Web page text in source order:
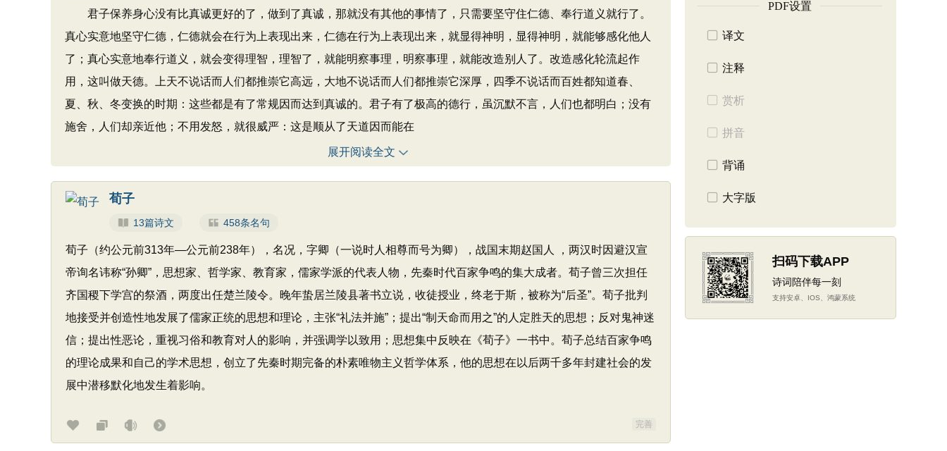
君子保养身心没有比真诚更好的了，做到了真诚，那就没有其他的事情了，只需要坚守住仁德、奉行道义就行了。
真心实意地坚守仁德，仁德就会在行为上表现出来，仁德在行为上表现出来，就显得神明，显得神明，就能够感化他人
了；真心实意地奉行道义，就会变得理智，理智了，就能明察事理，明察事理，就能改造别人了。改造感化轮流起作
用，这叫做天德。上天不说话而人们都推崇它高远，大地不说话而人们都推崇它深厚，四季不说话而百姓都知道春、
夏、秋、冬变换的时期：这些都是有了常规因而达到真诚的。君子有了极高的德行，虽沉默不言，人们也都明白；没有
施舍，人们却亲近他；不用发怒，就很威严：这是顺从了天道因而能在
展开阅读全文
荀子
13篇诗文 458条名句
荀子（约公元前313年—公元前238年），名况，字卿（一说时人相尊而号为卿），战国末期赵国人 ，两汉时因避汉宣
帝询名讳称“孙卿”，思想家、哲学家、教育家，儒家学派的代表人物，先秦时代百家争鸣的集大成者。荀子曾三次担任
齐国稷下学宫的祭酒，两度出任楚兰陵令。晚年蛰居兰陵县著书立说，收徒授业，终老于斯，被称为“后圣”。荀子批判
地接受并创造性地发展了儒家正统的思想和理论，主张“礼法并施”；提出“制天命而用之”的人定胜天的思想；反对鬼神迷
信；提出性恶论，重视习俗和教育对人的影响，并强调学以致用；思想集中反映在《荀子》一书中。荀子总结百家争鸣
的理论成果和自己的学术思想，创立了先秦时期完备的朴素唯物主义哲学体系，他的思想在以后两千多年封建社会的发
展中潜移默化地发生着影响。
完善
PDF设置
译文
注释
赏析
拼音
背诵
大字版
扫码下载APP
诗词陪伴每一刻
支持安卓、IOS、鸿蒙系统